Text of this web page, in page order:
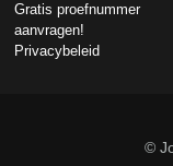
Gratis proefnummer
aanvragen!
Privacybeleid
©